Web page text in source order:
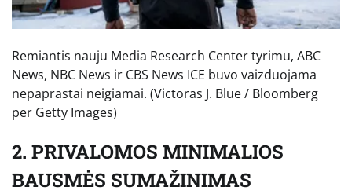
Remiantis nauju Media Research Center tyrimu, ABC
News, NBC News ir CBS News ICE buvo vaizduojama
nepaprastai neigiamai. (Victoras J. Blue / Bloomberg
per Getty Images)
2. PRIVALOMOS MINIMALIOS
BAUSMĖS SUMAŽINIMAS